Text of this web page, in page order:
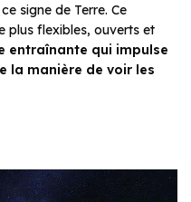
signe de Terre. Ce
plus flexibles, ouverts et
entraînante qui impulse
la manière de voir les